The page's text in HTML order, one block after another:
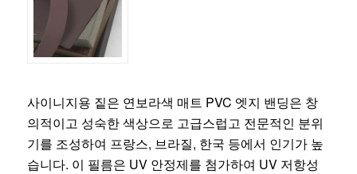
사이니지용 짙은 연보라색 매트 PVC 엣지 밴딩은 창
의적이고 성숙한 색상으로 고급스럽고 전문적인 분위
기를 조성하여 프랑스, 브라질, 한국 등에서 인기가 높
습니다. 이 필름은 UV 안정제를 첨가하여 UV 저항성